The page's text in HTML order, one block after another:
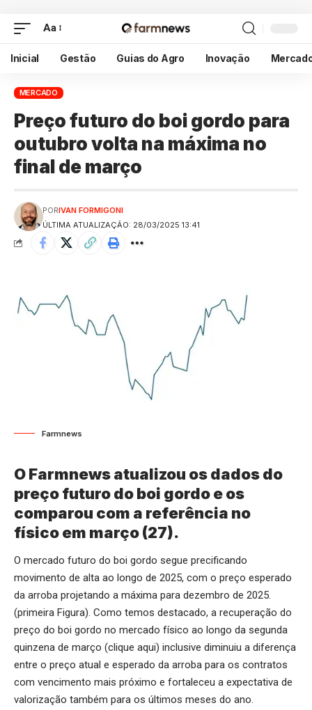
Aa
Inicial Gestão Guias do Agro Inovação
MERCADO
Preço futuro do boi gordo para
outubro volta na máxima no
final de março
ÚLTIMA ATUALIZAÇÃO: 28/03/2025 13:41
PORIVAN FORMIGONI
Farmnews
O Farmnews atualizou os dados do
preço futuro do boi gordo e os
comparou com a referência no
físico em março (27).
O mercado futuro do boi gordo segue precificando
movimento de alta ao longo de 2025, com o preço esperado
da arroba projetando a máxima para dezembro de 2025.
(primeira Figura). Como temos destacado, a recuperação do
preço do boi gordo no mercado físico ao longo da segunda
quinzena de março (clique aqui) inclusive diminuiu a diferença
entre o preço atual e esperado da arroba para os contratos
com vencimento mais próximo e fortaleceu a expectativa de
valorização também para os últimos meses do ano.